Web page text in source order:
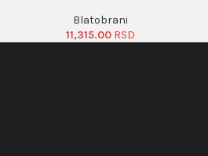
Blatobrani
11,315.00